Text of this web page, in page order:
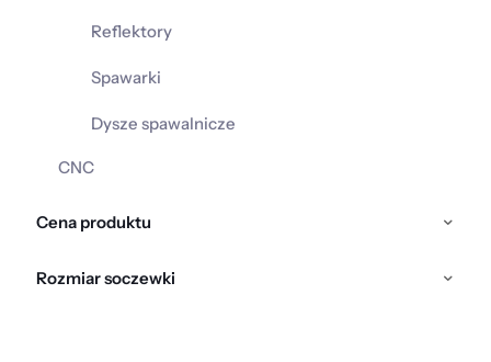
Reflektory
Spawarki
Dysze spawalnicze
CNC
Cena produktu
Rozmiar soczewki